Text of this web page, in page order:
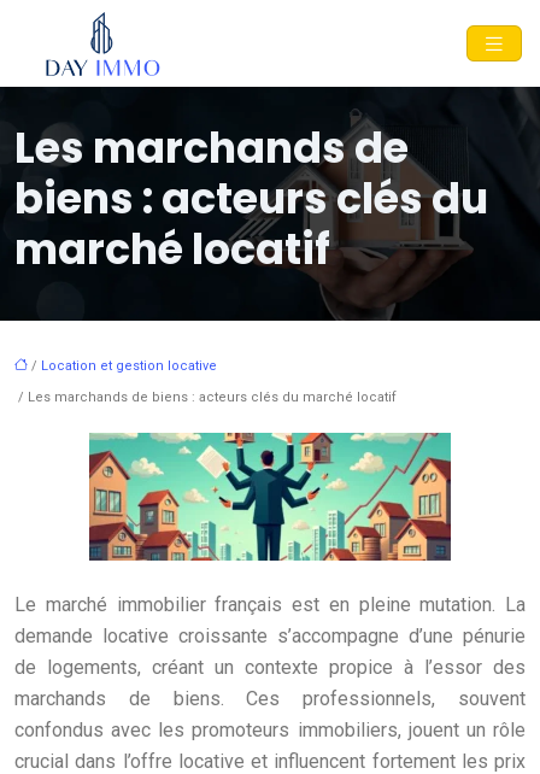
Les marchands de
biens : acteurs clés du
marché locatif
/ Location et gestion locative
/ Les marchands de biens : acteurs clés du marché locatif
Le marché immobilier français est en pleine mutation. La
demande locative croissante s’accompagne d’une pénurie
de logements, créant un contexte propice à l’essor des
marchands de biens. Ces professionnels, souvent
confondus avec les promoteurs immobiliers, jouent un rôle
crucial dans l’offre locative et influencent fortement les prix